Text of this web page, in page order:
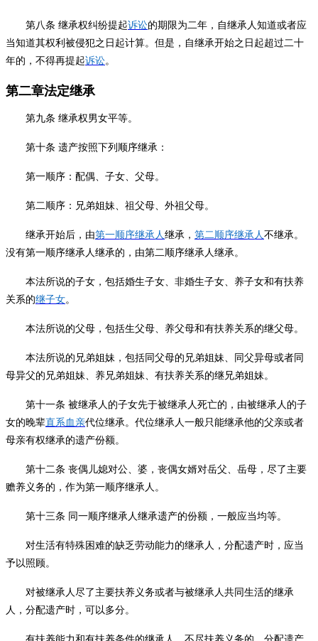
第八条 继承权纠纷提起诉讼的期限为二年，自继承人知道或者应
当知道其权利被侵犯之日起计算。但是，自继承开始之日起超过二十
年的，不得再提起诉讼。
第二章法定继承
第九条 继承权男女平等。
第十条 遗产按照下列顺序继承：
第一顺序：配偶、子女、父母。
第二顺序：兄弟姐妹、祖父母、外祖父母。
继承开始后，由第一顺序继承人继承， 第二顺序继承人不继承。
没有第一顺序继承人继承的，由第二顺序继承人继承。
本法所说的子女，包括婚生子女、非婚生子女、养子女和有扶养
关系的继子女。
本法所说的父母，包括生父母、养父母和有扶养关系的继父母。
本法所说的兄弟姐妹，包括同父母的兄弟姐妹、同父异母或者同
母异父的兄弟姐妹、养兄弟姐妹、有扶养关系的继兄弟姐妹。
第十一条 被继承人的子女先于被继承人死亡的，由被继承人的子
女的晚辈直系血亲代位继承。代位继承人一般只能继承他的父亲或者
母亲有权继承的遗产份额。
第十二条 丧偶儿媳对公、婆，丧偶女婿对岳父、岳母，尽了主要
赡养义务的，作为第一顺序继承人。
第十三条 同一顺序继承人继承遗产的份额，一般应当均等。
对生活有特殊困难的缺乏劳动能力的继承人，分配遗产时，应当
予以照顾。
对被继承人尽了主要扶养义务或者与被继承人共同生活的继承
人，分配遗产时，可以多分。